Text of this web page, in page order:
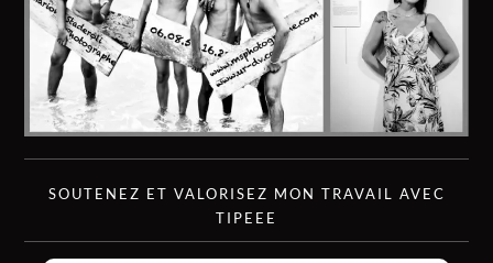
SOUTENEZ ET VALORISEZ MON TRAVAIL AVEC
TIPEEE